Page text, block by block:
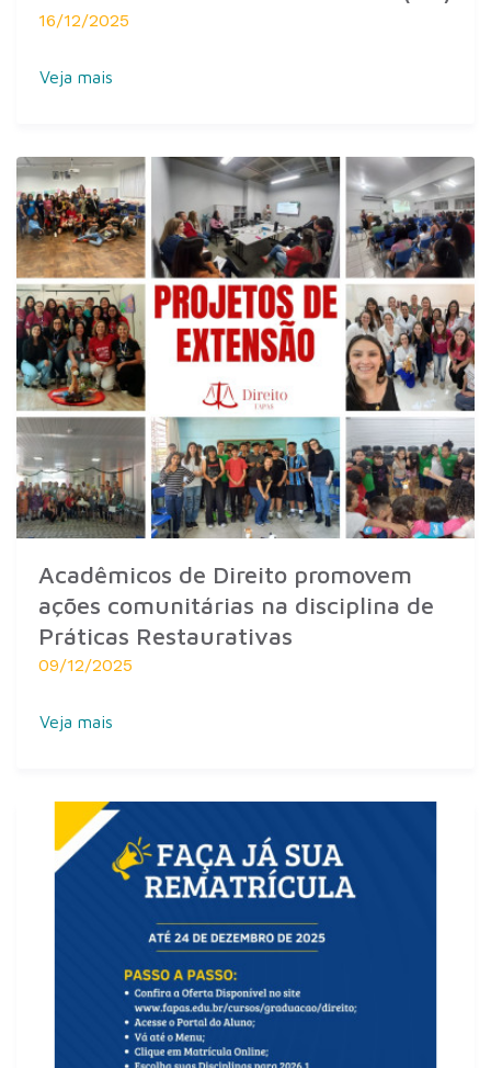
16/12/2025
Veja mais
Acadêmicos de Direito promovem
ações comunitárias na disciplina de
Práticas Restaurativas
09/12/2025
Veja mais